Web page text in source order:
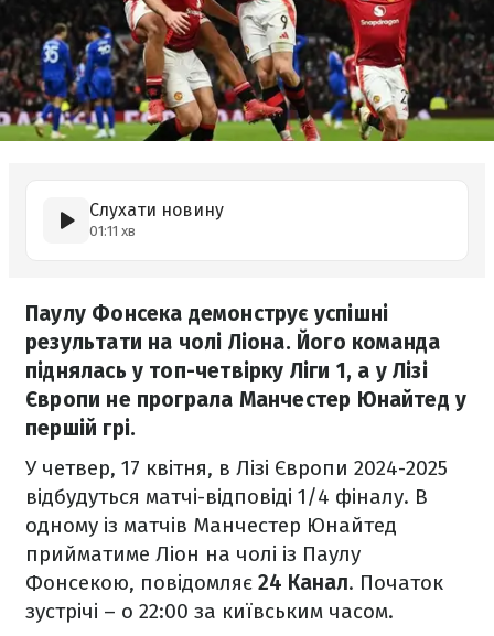
Слухати новину
01:11 хв
Паулу Фонсека демонструє успішні
результати на чолі Ліона. Його команда
піднялась у топ-четвірку Ліги 1, а у Лізі
Європи не програла Манчестер Юнайтед у
першій грі.
У четвер, 17 квітня, в Лізі Європи 2024-2025
відбудуться матчі-відповіді 1/4 фіналу. В
одному із матчів Манчестер Юнайтед
прийматиме Ліон на чолі із Паулу
Фонсекою, повідомляє 24 Канал. Початок
зустрічі – о 22:00 за київським часом.